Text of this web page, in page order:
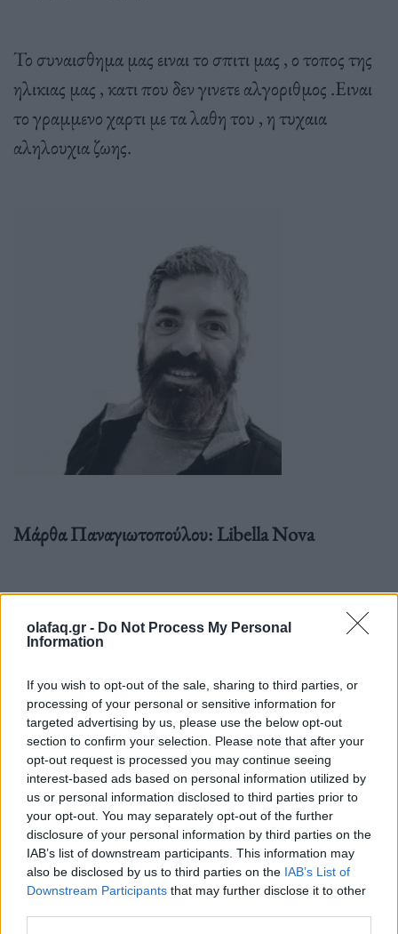
olafaq.gr - Do Not Process My Personal
Information
If you wish to opt-out of the sale, sharing to third parties, or
processing of your personal or sensitive information for
targeted advertising by us, please use the below opt-out
section to confirm your selection. Please note that after your
opt-out request is processed you may continue seeing
interest-based ads based on personal information utilized by
us or personal information disclosed to third parties prior to
your opt-out. You may separately opt-out of the further
disclosure of your personal information by third parties on the
IAB’s list of downstream participants. This information may
also be disclosed by us to third parties on the IAB’s List of
Downstream Participants that may further disclose it to other
Το συναισθημα μας ειναι το σπιτι μας , ο τοπος της
ηλικιας μας , κατι που δεν γινετε αλγοριθμος .Ειναι
το γραμμενο χαρτι με τα λαθη του , η τυχαια
αληλουχια ζωης.
Μάρθα Παναγιωτοπούλου: Libella Nova
ανθρώπινη εποχή όπου τα όρια μεταξύ ανθρώπινων
εξαυλωθεί. Οι πάγοι έχουν ολοκληρωτικά λιώσει και
η γη έχει μετατραπεί σε έναν θερμό ωκεάνιο
πλανήτη. Τα έμβια όντα για να επιβιώσουν έχουν
εξελιχθεί σε υβριδικά αμφίβια ως προσαρμογή στο
νέο υδάτινο περιβάλλον. Στη γλυπτική
εγκατάσταση και performance, η Libella Nova
μέτα-λιβελούλα μαζί με τα μετα-νούφαρα που την
πλαισιώνουν λειτουργούν ως ‘κιβωτοί’